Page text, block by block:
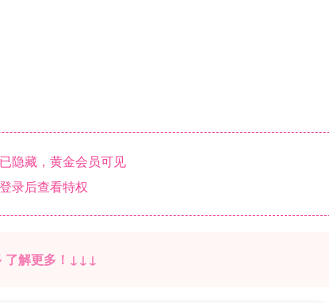
隐藏，黄金会员可见
录后查看特权
了解更多！↓↓↓